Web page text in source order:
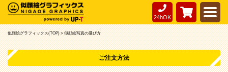
24hOK
似顔絵グラフィックス(TOP) >似顔絵写真の選び方
ご注文方法